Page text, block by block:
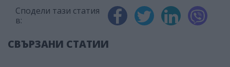
Сподели тази статия
в:
СВЪРЗАНИ СТАТИИ